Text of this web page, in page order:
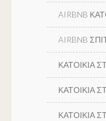
AIRBNB
AIRBNB
ΚΑΤΟΙΚΙΑ
ΚΑΤΟΙΚΙΑ
ΚΑΤΟΙΚΙΑ